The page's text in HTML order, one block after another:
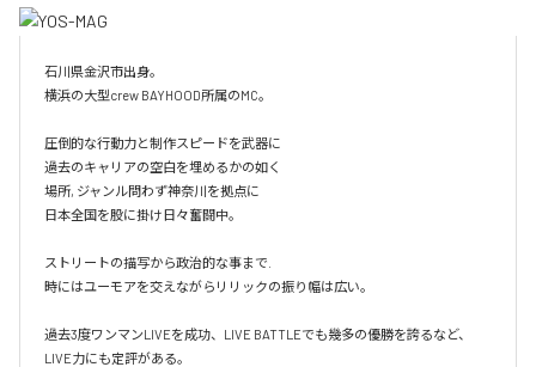
石川県金沢市出身。
横浜の大型crew BAYHOOD所属のMC。
圧倒的な行動力と制作スピードを武器に
過去のキャリアの空白を埋めるかの如く
場所, ジャンル問わず神奈川を拠点に
日本全国を股に掛け日々奮闘中。
ストリートの描写から政治的な事まで.
時にはユーモアを交えながらリリックの振り幅は広い。
過去3度ワンマンLIVEを成功、LIVE BATTLEでも幾多の優勝を誇るなど、
LIVE力にも定評がある。